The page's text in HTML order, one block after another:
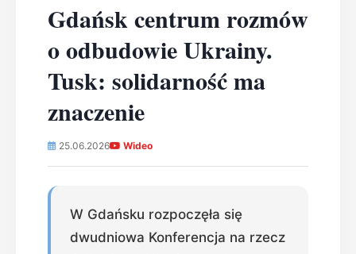
Gdańsk centrum rozmów
o odbudowie Ukrainy.
Tusk: solidarność ma
znaczenie
25.06.2026 Wideo
W Gdańsku rozpoczęła się
dwudniowa Konferencja na rzecz